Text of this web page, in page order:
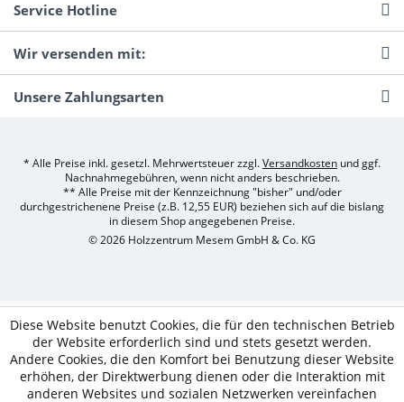
Service Hotline
Wir versenden mit:
Unsere Zahlungsarten
* Alle Preise inkl. gesetzl. Mehrwertsteuer zzgl.Versandkosten und ggf.
Nachnahmegebühren, wenn nicht anders beschrieben.
** Alle Preise mit der Kennzeichnung "bisher" und/oder
durchgestrichenene Preise (z.B. 12,55 EUR) beziehen sich auf die bislang
in diesem Shop angegebenen Preise.
© 2026 Holzzentrum Mesem GmbH & Co. KG
Diese Website benutzt Cookies, die für den technischen Betrieb
der Website erforderlich sind und stets gesetzt werden.
Andere Cookies, die den Komfort bei Benutzung dieser Website
erhöhen, der Direktwerbung dienen oder die Interaktion mit
anderen Websites und sozialen Netzwerken vereinfachen